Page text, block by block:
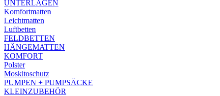
UNTERLAGEN
Komfortmatten
Leichtmatten
Luftbetten
FELDBETTEN
HÄNGEMATTEN
KOMFORT
Polster
Moskitoschutz
PUMPEN + PUMPSÄCKE
KLEINZUBEHÖR